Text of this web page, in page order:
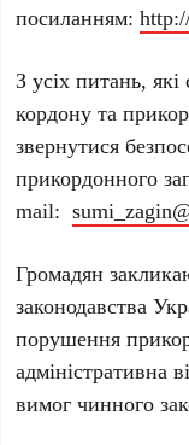
посиланням:
З усіх питань,
кордону та
звернутися
прикордонного
mail:
Громадян
законодавства
порушення
адміністративна
вимог чинного